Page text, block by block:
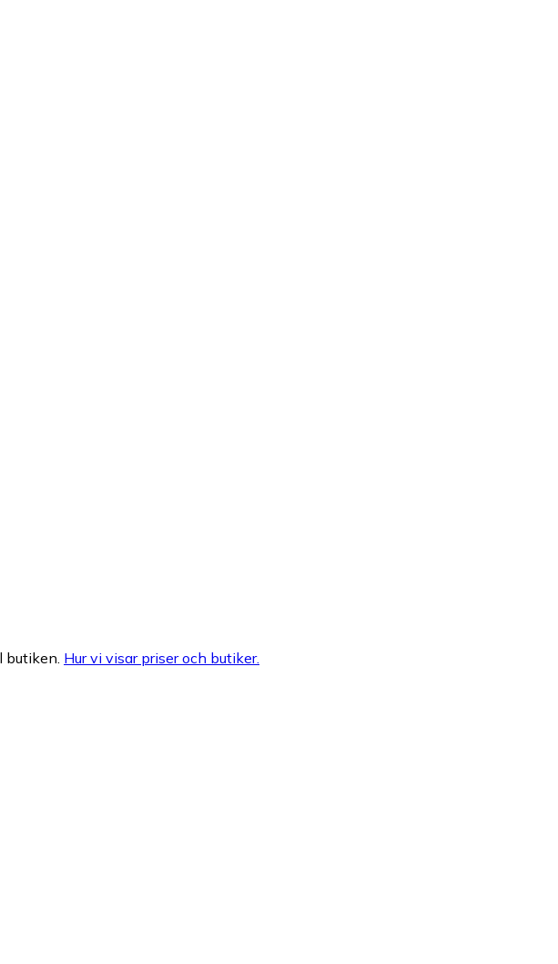
Hur vi visar priser och butiker.